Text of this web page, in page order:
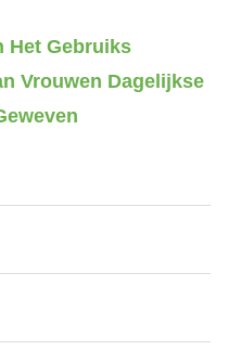
Het Gebruiks
Vrouwen Dagelijkse